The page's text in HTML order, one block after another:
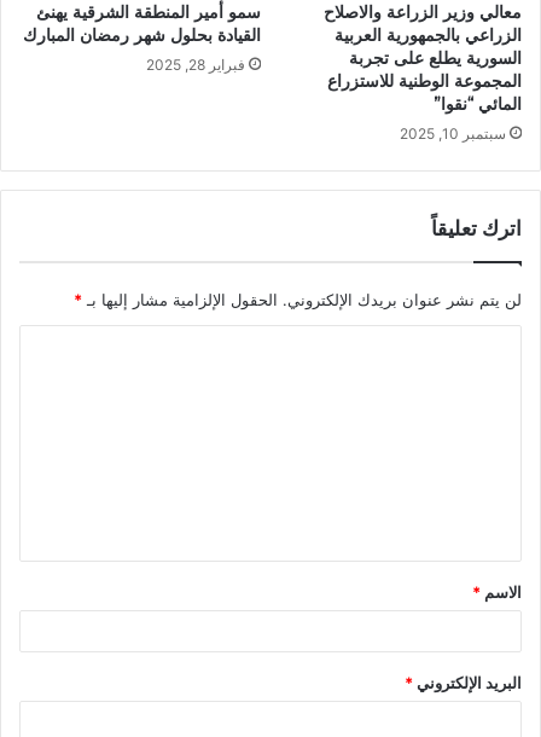
معالي وزير الزراعة والاصلاح
الزراعي بالجمهورية العربية
السورية يطلع على تجربة
المجموعة الوطنية للاستزراع
المائي “نقوا”
سبتمبر 10, 2025
سمو أمير المنطقة الشرقية يهنئ
القيادة بحلول شهر رمضان المبارك
فبراير 28, 2025
اترك تعليقاً
لن يتم نشر عنوان بريدك الإلكتروني. الحقول الإلزامية مشار إليها بـ*
ق
*
الاسم *
البريد الإلكتروني*